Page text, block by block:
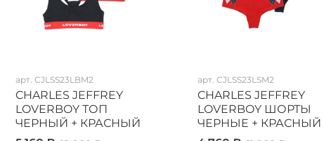
арт.CJLSS23LBM2
CHARLES JEFFREY
LOVERBOY ТОП
ЧЕРНЫЙ + КРАСНЫЙ
арт.CJLSS23LSM2
CHARLES JEFFREY
LOVERBOY ШОРТЫ
ЧЕРНЫЕ + КРАСНЫЙ